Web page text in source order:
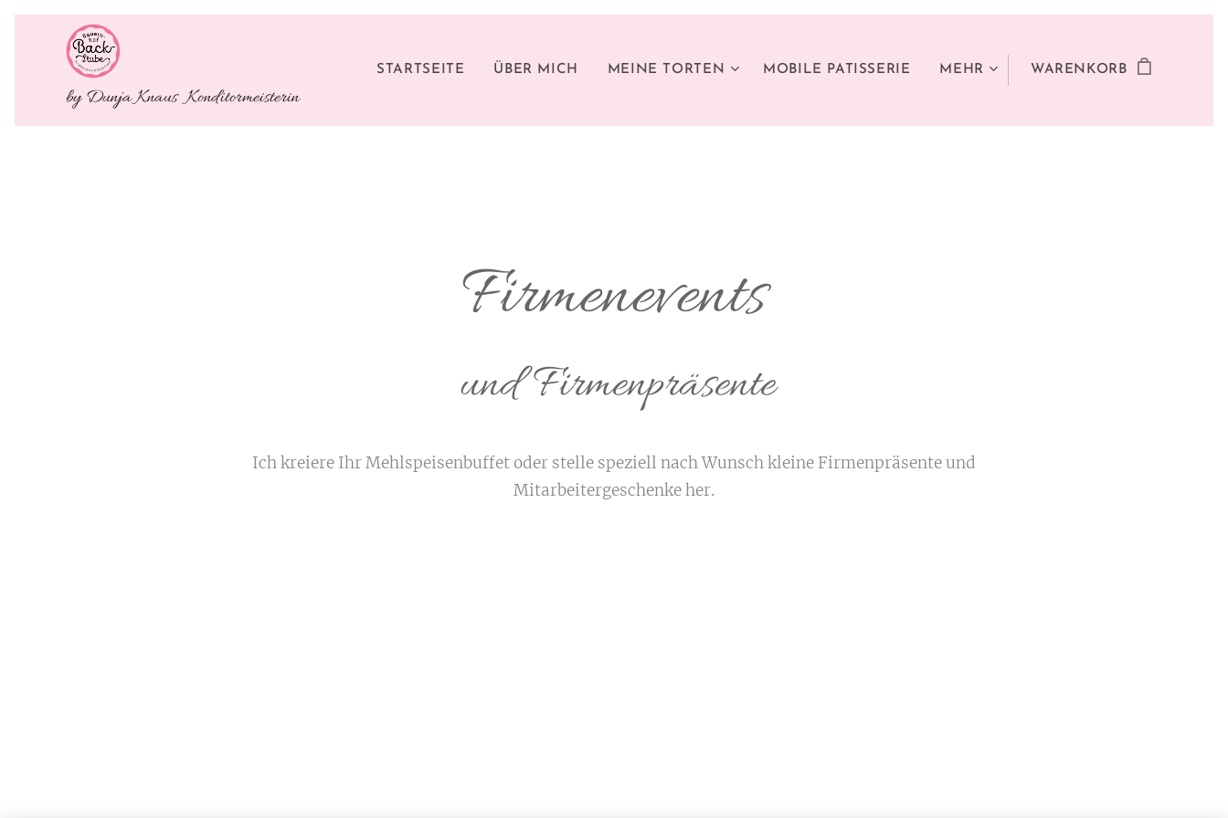
by Dunja Knaus Konditormeisterin
STARTSEITE ÜBER MICH MEINE TORTEN MOBILE PATISSERIE MEHR WARENKORB
Firmenevents
und Firmenpräsente
Ich kreiere Ihr Mehlspeisenbuffet oder stelle speziell nach Wunsch kleine Firmenpräsente und
Mitarbeitergeschenke her.